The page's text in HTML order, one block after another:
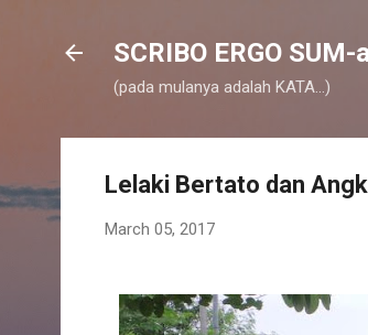
SCRIBO ERGO
(pada mulanya adalah KATA...)
Lelaki Bertato dan
March 05, 2017